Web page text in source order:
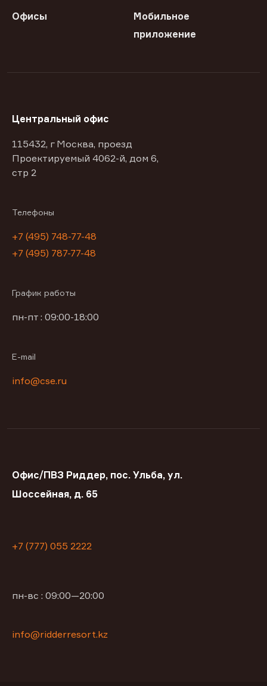
Офисы
Мобильное
приложение
Центральный офис
115432, г Москва, проезд
Проектируемый 4062-й, дом 6,
стр 2
Телефоны
+7 (495) 748-77-48
+7 (495) 787-77-48
График работы
пн-пт : 09:00-18:00
E-mail
info@cse.ru
Офис/ПВЗ Риддер, пос. Ульба, ул.
Шоссейная, д. 65
+7 (777) 055 2222
пн-вс : 09:00—20:00
info@ridderresort.kz